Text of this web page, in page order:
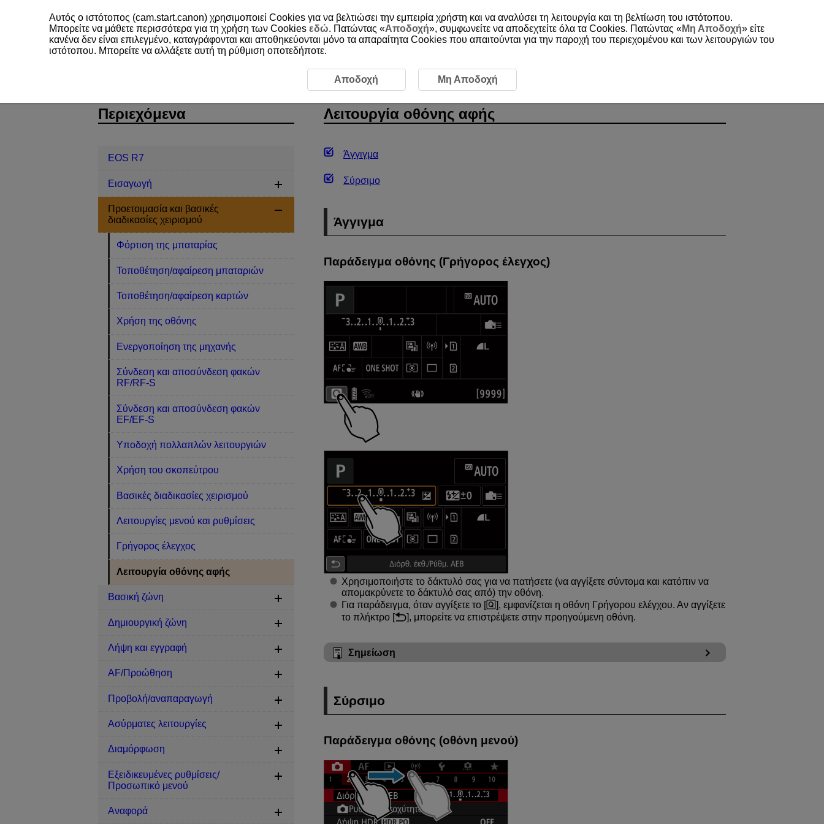
EOS R7 Προετοιμασία και βασικές διαδικασίες χειρισμού
Λειτουργία οθόνης αφής
Άγγιγμα
Σύρσιμο
Άγγιγμα
Παράδειγμα οθόνης (Γρήγορος έλεγχος)
Χρησιμοποιήστε το δάκτυλό σας για να πατήσετε (να αγγίξετε σύντομα και κατόπιν να
απομακρύνετε το δάκτυλό σας από) την οθόνη.
Για παράδειγμα, όταν αγγίξετε το [
], εμφανίζεται η οθόνη Γρήγορου ελέγχου. Αν αγγίξετε
το πλήκτρο [
], μπορείτε να επιστρέψετε στην προηγούμενη οθόνη.
Σημείωση
Σύρσιμο
Παράδειγμα οθόνης (οθόνη μενού)
Περιεχόμενα
EOS R7
Εισαγωγή
Προετοιμασία και βασικές
διαδικασίες χειρισμού
Φόρτιση της μπαταρίας
Τοποθέτηση/αφαίρεση μπαταριών
Τοποθέτηση/αφαίρεση καρτών
Χρήση της οθόνης
Ενεργοποίηση της μηχανής
Σύνδεση και αποσύνδεση φακών
RF/RF-S
Σύνδεση και αποσύνδεση φακών
EF/EF-S
Υποδοχή πολλαπλών λειτουργιών
Χρήση του σκοπεύτρου
Βασικές διαδικασίες χειρισμού
Λειτουργίες μενού και ρυθμίσεις
Γρήγορος έλεγχος
Λειτουργία οθόνης αφής
Βασική ζώνη
Δημιουργική ζώνη
Λήψη και εγγραφή
AF/Προώθηση
Προβολή/αναπαραγωγή
Ασύρματες λειτουργίες
Διαμόρφωση
Εξειδικευμένες ρυθμίσεις/
Προσωπικό μενού
Αναφορά
Αυτός ο ιστότοπος (cam.start.canon) χρησιμοποιεί Cookies για να βελτιώσει την εμπειρία χρήστη και να αναλύσει τη λειτουργία και τη βελτίωση του ιστότοπου.
Μπορείτε να μάθετε περισσότερα για τη χρήση των Cookies εδώ. Πατώντας «Αποδοχή», συμφωνείτε να αποδεχτείτε όλα τα Cookies. Πατώντας «Μη Αποδοχή» είτε
κανένα δεν είναι επιλεγμένο, καταγράφονται και αποθηκεύονται μόνο τα απαραίτητα Cookies που απαιτούνται για την παροχή του περιεχομένου και των λειτουργιών του
ιστότοπου. Μπορείτε να αλλάξετε αυτή τη ρύθμιση οποτεδήποτε.
Αποδοχή Μη Αποδοχή